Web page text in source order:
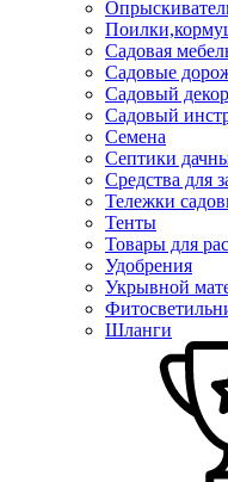
Садовая
Садовые
Садовый декор
Садовый
Семена
Септики
Средства для
Тележки
Тенты
Товары для
Удобрения
Укрывной
Шланги